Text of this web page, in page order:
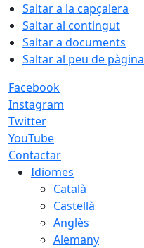
Saltar a la capçalera
Saltar al contingut
Saltar a documents
Saltar al peu de pàgina
Facebook
Instagram
Twitter
YouTube
Contactar
Idiomes
Català
Castellà
Anglès
Alemany